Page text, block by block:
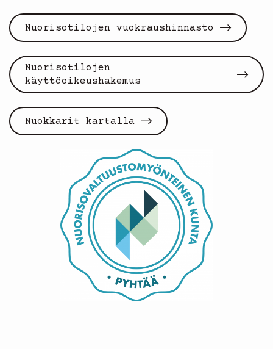
Nuorisotilojen vuokraushinnasto
Nuorisotilojen
käyttöoikeushakemus
Nuokkarit kartalla